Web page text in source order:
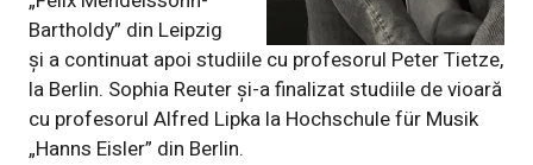
Bartholdy” din Leipzig
și a continuat apoi studiile cu profesorul Peter Tietze,
la Berlin. Sophia Reuter și-a finalizat studiile de vioară
cu profesorul Alfred Lipka la Hochschule für Musik
„Hanns Eisler” din Berlin.